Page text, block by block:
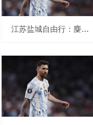
江苏盐城自由行：麋鹿园+丹顶鹤保护区，